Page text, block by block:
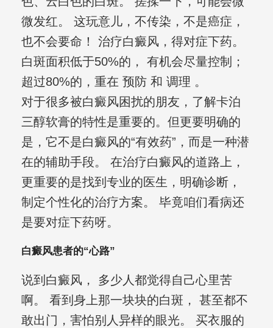
微发红。 这玩意儿，不传染，不是癌症，
也不会要命！ 治疗白癜风，得对症下药。
白斑面积低于50%的， 有机会尽量控制；
超过80%的，重在 预防 和 调理 。
对于很多被白癜风困扰的朋友，了解卡泊
三醇软膏的特性是重要的。但更要明确的
是，它不是白癜风的“有效药”，而是一种潜
在的辅助手段。 在治疗白癜风的道路上，
更重要的是找到专业的医生，明确诊断，
制定个性化的治疗方案。 毕竟咱们看病还
是要对症下药呀。
白癜风患者的“心路”
说到白癜风， 多少人都觉得自己心里苦
啊。 看到身上那一块块的白斑， 甚至都不
敢出门，害怕别人异样的眼光。 买衣服的